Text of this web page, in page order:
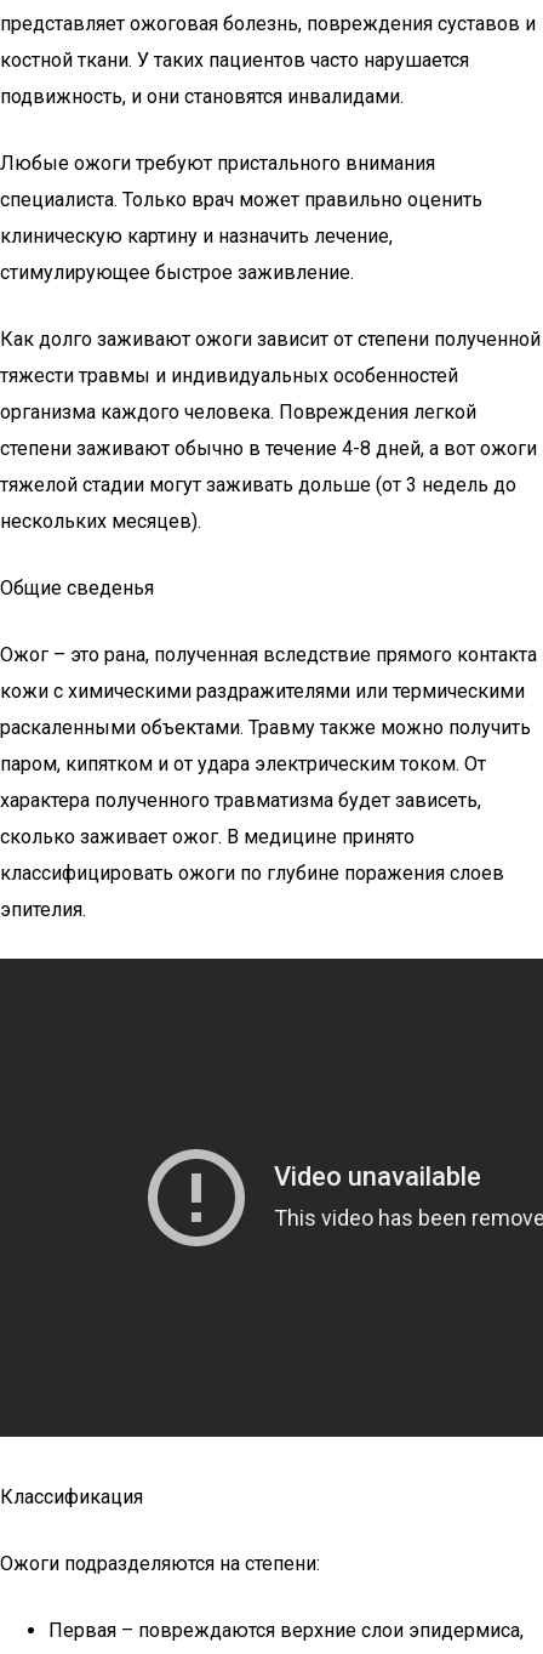
представляет ожоговая болезнь, повреждения суставов и
костной ткани. У таких пациентов часто нарушается
подвижность, и они становятся инвалидами.
Любые ожоги требуют пристального внимания
специалиста. Только врач может правильно оценить
клиническую картину и назначить лечение,
стимулирующее быстрое заживление.
Как долго заживают ожоги зависит от степени полученной
тяжести травмы и индивидуальных особенностей
организма каждого человека. Повреждения легкой
степени заживают обычно в течение 4-8 дней, а вот ожоги
тяжелой стадии могут заживать дольше (от 3 недель до
нескольких месяцев).
Общие сведенья
Ожог – это рана, полученная вследствие прямого контакта
кожи с химическими раздражителями или термическими
раскаленными объектами. Травму также можно получить
паром, кипятком и от удара электрическим током. От
характера полученного травматизма будет зависеть,
сколько заживает ожог. В медицине принято
классифицировать ожоги по глубине поражения слоев
эпителия.
Классификация
Ожоги подразделяются на степени:
Первая – повреждаются верхние слои эпидермиса,